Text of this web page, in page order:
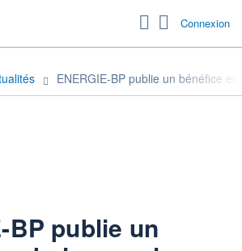
Connexion
ENERGIE-BP publie un bénéfice
BP publie un